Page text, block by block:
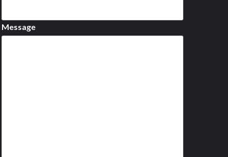
Message